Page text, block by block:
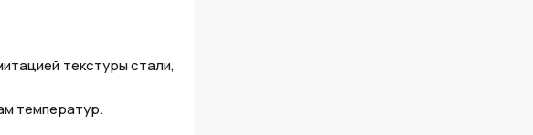
текстуры стали,
температур.